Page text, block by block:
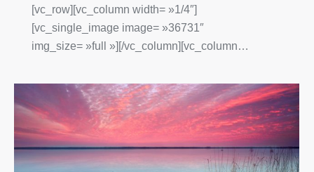
[vc_row][vc_column width= »1/4″]
[vc_single_image image= »36731″
img_size= »full »][/vc_column][vc_column…